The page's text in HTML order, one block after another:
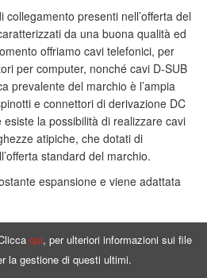
presenti nell’offerta del
da una buona qualità ed
offriamo cavi telefonici, per
per computer, nonché cavi D-SUB
prevalente del marchio è l’ampia
e connettori di derivazione DC
la possibilità di realizzare cavi
atipiche, che dotati di
standard del marchio.
espansione e viene adattata
qui, per ulteriori informazioni sui file
la gestione di questi ultimi.